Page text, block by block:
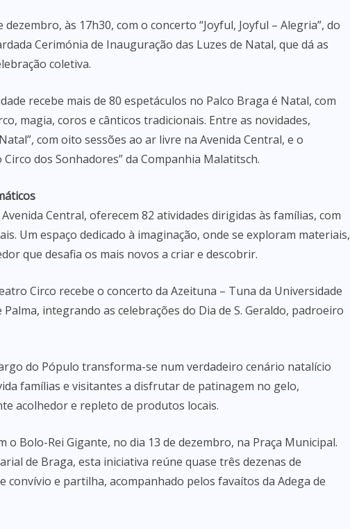
às 17h30, com o concerto “Joyful, Joyful – Alegria”, do
Cerimónia de Inauguração das Luzes de Natal, que dá as
coletiva.
recebe mais de 80 espetáculos no Palco Braga é Natal, com
magia, coros e cânticos tradicionais. Entre as novidades,
com oito sessões ao ar livre na Avenida Central, e o
dos Sonhadores” da Companhia Malatitsch.
Central, oferecem 82 atividades dirigidas às famílias, com
Um espaço dedicado à imaginação, onde se exploram materiais,
que desafia os mais novos a criar e descobrir.
Circo recebe o concerto da Azeituna – Tuna da Universidade
integrando as celebrações do Dia de S. Geraldo, padroeiro
do Pópulo transforma-se num verdadeiro cenário natalício
famílias e visitantes a disfrutar de patinagem no gelo,
acolhedor e repleto de produtos locais.
o Bolo-Rei Gigante, no dia 13 de dezembro, na Praça Municipal.
de Braga, esta iniciativa reúne quase três dezenas de
convívio e partilha, acompanhado pelos favaítos da Adega de